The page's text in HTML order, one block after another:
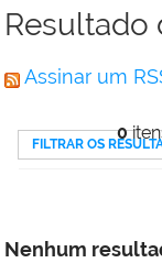
Resultado
Assinar um
0
FILTRAR OS
Nenhum